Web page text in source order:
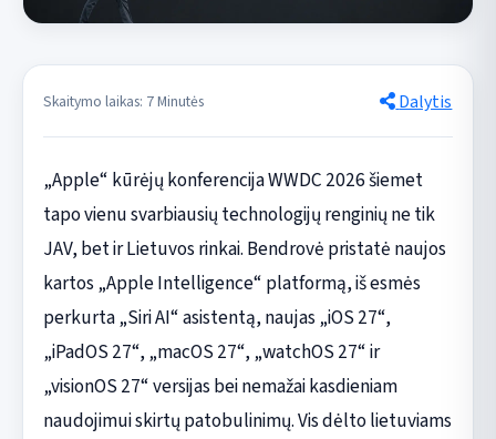
Skaitymo laikas: 7 Minutės Dalytis
„Apple“ kūrėjų konferencija WWDC 2026 šiemet
tapo vienu svarbiausių technologijų renginių ne tik
JAV, bet ir Lietuvos rinkai. Bendrovė pristatė naujos
kartos „Apple Intelligence“ platformą, iš esmės
perkurta „Siri AI“ asistentą, naujas „iOS 27“,
„iPadOS 27“, „macOS 27“, „watchOS 27“ ir
„visionOS 27“ versijas bei nemažai kasdieniam
naudojimui skirtų patobulinimų. Vis dėlto lietuviams